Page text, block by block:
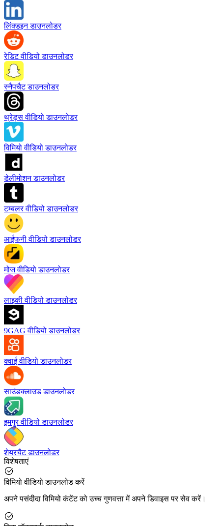
लिंक्डइन डाउनलोडर
रेडिट वीडियो डाउनलोडर
स्नैपचैट डाउनलोडर
थ्रेड्स वीडियो डाउनलोडर
विमियो वीडियो डाउनलोडर
डेलीमोशन डाउनलोडर
टम्बलर वीडियो डाउनलोडर
आईफनी वीडियो डाउनलोडर
मोज वीडियो डाउनलोडर
लाइकी वीडियो डाउनलोडर
9GAG वीडियो डाउनलोडर
क्वाई वीडियो डाउनलोडर
साउंडक्लाउड डाउनलोडर
इमगुर वीडियो डाउनलोडर
शेयरचैट डाउनलोडर
विशेषताएं
विमियो वीडियो डाउनलोड करें
अपने पसंदीदा विमियो कंटेंट को उच्च गुणवत्ता में अपने डिवाइस पर सेव करें।